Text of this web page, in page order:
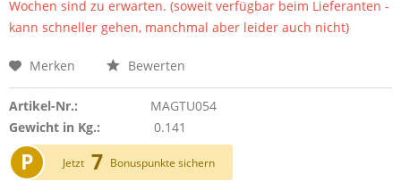
Wochen sind zu erwarten. (soweit verfügbar beim Lieferanten -
kann schneller gehen, manchmal aber leider auch nicht)
Merken Bewerten
Artikel-Nr.:
MAGTU054
Gewicht in Kg.:
0.141
P Jetzt 7 Bonuspunkte sichern